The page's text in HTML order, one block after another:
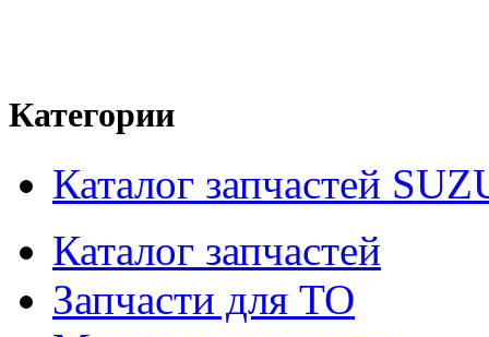
Категории
Каталог запчастей
Каталог запчастей
Запчасти для ТО